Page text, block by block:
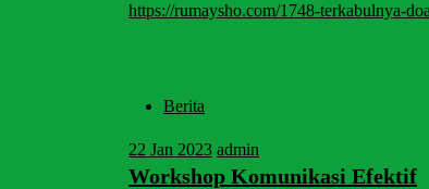
https://rumaysho.com/1748-terkabulnya-
Berita
22 Jan 2023 admin
Workshop Komunikasi Efektif